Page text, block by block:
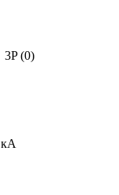
3P (0)